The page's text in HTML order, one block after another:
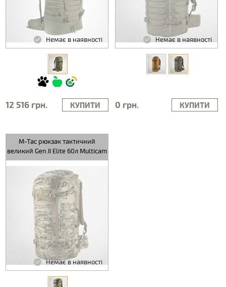
Немає в наявності
12 516 грн. КУПИТИ
Немає в наявності
0 грн. КУПИТИ
M-Tac рюкзак тактичний
великий Gen.II Elite 60л Multicam
Немає в наявності